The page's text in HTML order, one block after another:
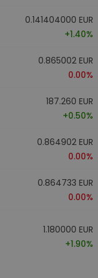
0.141404000 EUR
+1.40%
0.865002 EUR
0.00%
187.260 EUR
+0.50%
0.864902 EUR
0.00%
0.864733 EUR
0.00%
1.180000 EUR
+1.90%